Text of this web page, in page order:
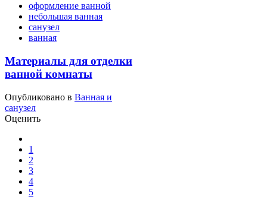
оформление ванной
небольшая ванная
санузел
ванная
Материалы для отделки
ванной комнаты
Опубликовано в Ванная и
санузел
Оценить
1
2
3
4
5